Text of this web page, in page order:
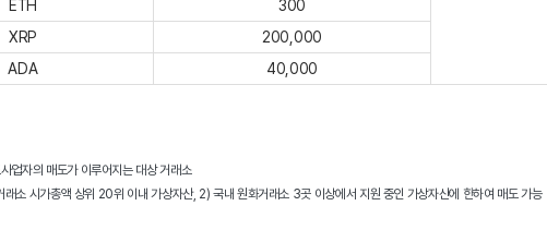
ETH
300
XRP
200,000
ADA 40,000
업자의 매도가 이루어지는 대상 거래소
래소 시가총액 상위 20위 이내 가상자산, 2) 국내 원화거래소 3곳 이상에서 지원 중인 가상자산에 한하여 매도 가능